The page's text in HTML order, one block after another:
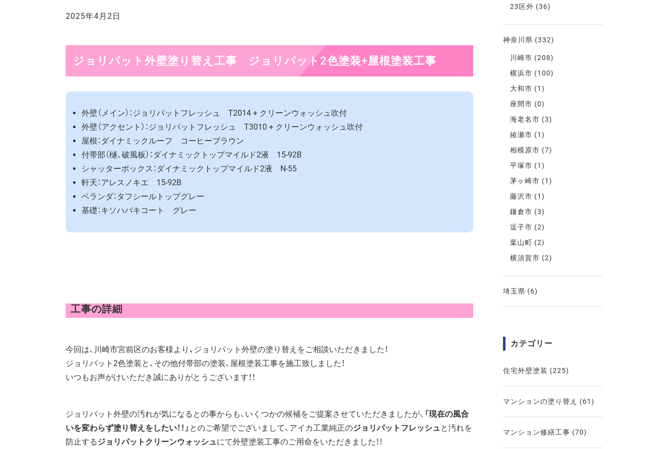
2025年4月2日
ジョリパット外壁塗り替え工事 ジョリパット2色塗装+屋根塗装工事
外壁（メイン）：ジョリパットフレッシュ T2014 + クリーンウォッシュ吹付
外壁（アクセント）：ジョリパットフレッシュ T3010 + クリーンウォッシュ吹付
屋根：ダイナミックルーフ コーヒーブラウン
付帯部（樋、破風板）：ダイナミックトップマイルド2液 15-92B
シャッターボックス：ダイナミックトップマイルド2液 N-55
軒天：アレスノキエ 15-92B
ベランダ：タフシールトップグレー
基礎：キソハバキコート グレー
工事の詳細
今回は、川崎市宮前区のお客様より 、 ジョリパット外壁の塗り替えをご相談いただきました！
ジョリパット2色塗装と、その他付帯部の塗装、屋根塗装工事を施工致しました！
いつもお声がけいただき誠にありがとうございます！！
ジョリパット外壁の汚れが気になるとの事からも、いくつかの候補をご提案させていただきましたが、 「現在の風合
いを変わらず塗り替えをしたい！！」 とのご希望でございまして、アイカ工業純正のジョリパットフレッシュと汚れを
防止するジョリパットクリーンウォッシュにて外壁塗装工事のご用命をいただきました！！
23区外 (36)
神奈川県 (332)
川崎市 (208)
横浜市 (100)
大和市 (1)
座間市 (0)
海老名市 (3)
綾瀬市 (1)
相模原市 (7)
平塚市 (1)
茅ヶ崎市 (1)
藤沢市 (1)
鎌倉市 (3)
逗子市 (2)
葉山町 (2)
横須賀市 (2)
埼玉県 (6)
カテゴリー
住宅外壁塗装 (225)
マンションの塗り替え (61)
マンション修繕工事 (70)